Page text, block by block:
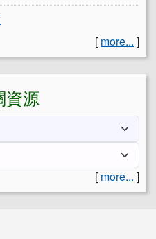
[ more... ]
[ more... ]